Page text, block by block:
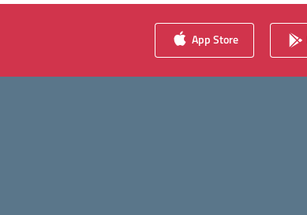
App Store